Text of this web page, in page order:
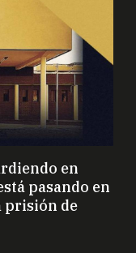
en
pasando en
prisión de